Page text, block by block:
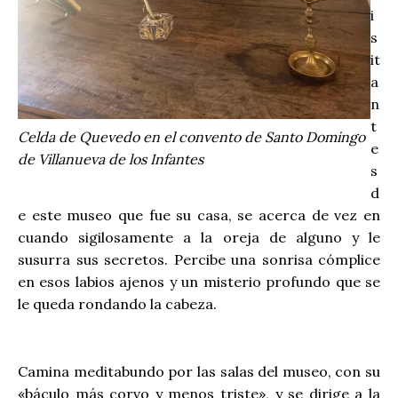
Celda de Quevedo en el convento de Santo Domingo
de Villanueva de los Infantes
i
s
it
a
n
t
e
s
d
e este museo que fue su casa, se acerca de vez en
cuando sigilosamente a la oreja de alguno y le
susurra sus secretos. Percibe una sonrisa cómplice
en esos labios ajenos y un misterio profundo que se
le queda rondando la cabeza.
Camina meditabundo por las salas del museo, con su
«báculo más corvo y menos triste», y se dirige a la